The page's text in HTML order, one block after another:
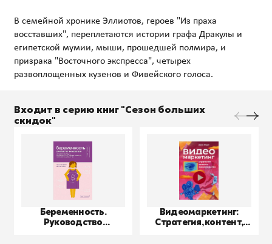
В семейной хронике Эллиотов, героев "Из праха
восставших", переплетаются истории графа Дракулы и
египетской мумии, мыши, прошедшей полмира, и
призрака "Восточного экспресса", четырех
Входит в серию книг "Сезон больших
скидок"
Беременность.
Руководство
Видеомаркетинг:
Стратегия, контент,